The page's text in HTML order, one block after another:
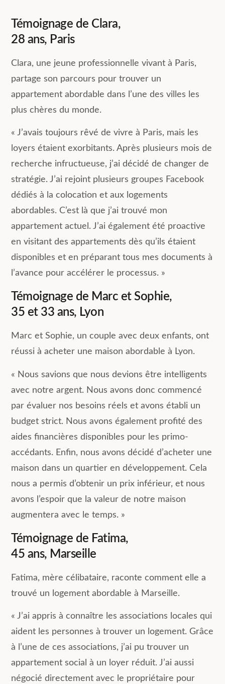
Témoignage de Clara,
28 ans, Paris
Clara, une jeune professionnelle vivant à Paris,
partage son parcours pour trouver un
appartement abordable dans l’une des villes les
plus chères du monde.
« J’avais toujours rêvé de vivre à Paris, mais les
loyers étaient exorbitants. Après plusieurs mois de
recherche infructueuse, j’ai décidé de changer de
stratégie. J’ai rejoint plusieurs groupes Facebook
dédiés à la colocation et aux logements
abordables. C’est là que j’ai trouvé mon
appartement actuel. J’ai également été proactive
en visitant des appartements dès qu’ils étaient
disponibles et en préparant tous mes documents à
l’avance pour accélérer le processus. »
Témoignage de Marc et Sophie,
35 et 33 ans, Lyon
Marc et Sophie, un couple avec deux enfants, ont
réussi à acheter une maison abordable à Lyon.
« Nous savions que nous devions être intelligents
avec notre argent. Nous avons donc commencé
par évaluer nos besoins réels et avons établi un
budget strict. Nous avons également profité des
aides financières disponibles pour les primo-
accédants. Enfin, nous avons décidé d’acheter une
maison dans un quartier en développement. Cela
nous a permis d’obtenir un prix inférieur, et nous
avons l’espoir que la valeur de notre maison
augmentera avec le temps. »
Témoignage de Fatima,
45 ans, Marseille
Fatima, mère célibataire, raconte comment elle a
trouvé un logement abordable à Marseille.
« J’ai appris à connaître les associations locales qui
aident les personnes à trouver un logement. Grâce
à l’une de ces associations, j’ai pu trouver un
appartement social à un loyer réduit. J’ai aussi
négocié directement avec le propriétaire pour